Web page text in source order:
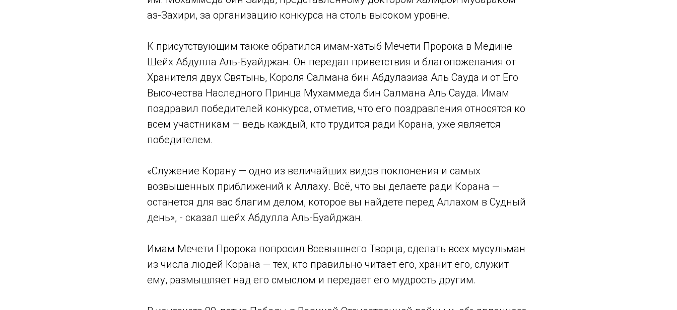
аз-Захири, за организацию конкурса на столь высоком уровне.
К присутствующим также обратился имам-хатыб Мечети Пророка в Медине
Шейх Абдулла Аль-Буайджан. Он передал приветствия и благопожелания от
Хранителя двух Святынь, Короля Салмана бин Абдулазиза Аль Сауда и от Его
Высочества Наследного Принца Мухаммеда бин Салмана Аль Сауда. Имам
поздравил победителей конкурса, отметив, что его поздравления относятся ко
всем участникам — ведь каждый, кто трудится ради Корана, уже является
победителем.
«Служение Корану — одно из величайших видов поклонения и самых
возвышенных приближений к Аллаху. Всё, что вы делаете ради Корана —
останется для вас благим делом, которое вы найдете перед Аллахом в Судный
день», - сказал шейх Абдулла Аль-Буайджан.
Имам Мечети Пророка попросил Всевышнего Творца, сделать всех мусульман
из числа людей Корана — тех, кто правильно читает его, хранит его, служит
ему, размышляет над его смыслом и передает его мудрость другим.